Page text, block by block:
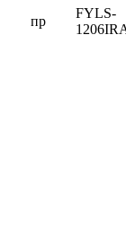
пр
FYLS-